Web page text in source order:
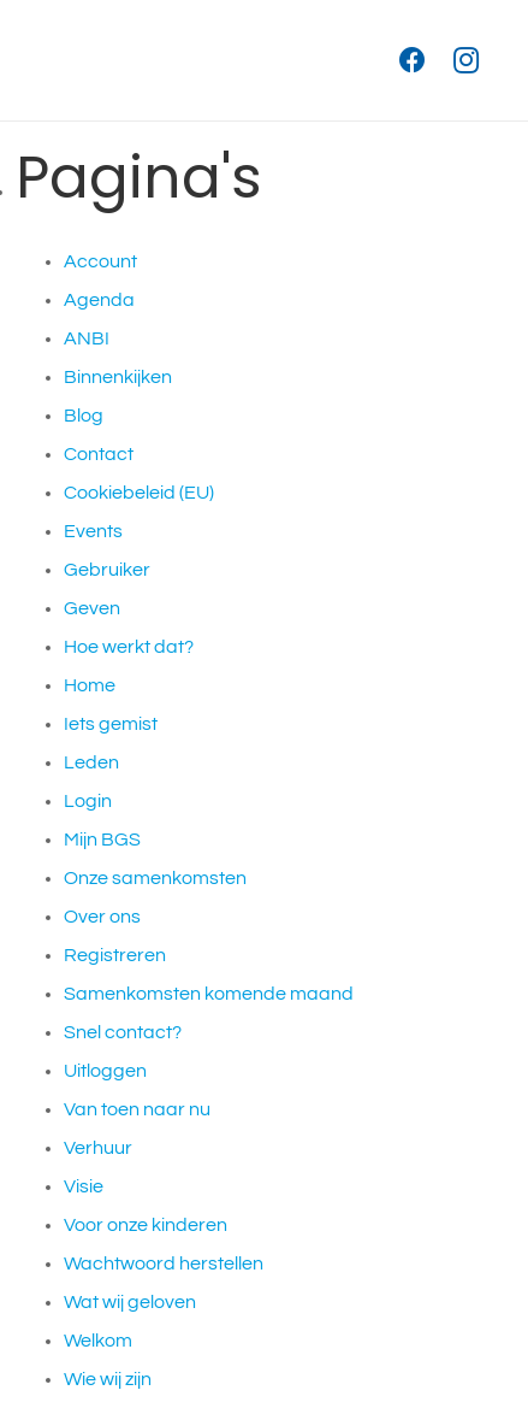
Pagina's
Account
Agenda
ANBI
Binnenkijken
Blog
Contact
Cookiebeleid (EU)
Events
Gebruiker
Geven
Hoe werkt dat?
Home
Iets gemist
Leden
Login
Mijn BGS
Onze samenkomsten
Over ons
Registreren
Samenkomsten komende maand
Snel contact?
Uitloggen
Van toen naar nu
Verhuur
Visie
Voor onze kinderen
Wachtwoord herstellen
Wat wij geloven
Welkom
Wie wij zijn